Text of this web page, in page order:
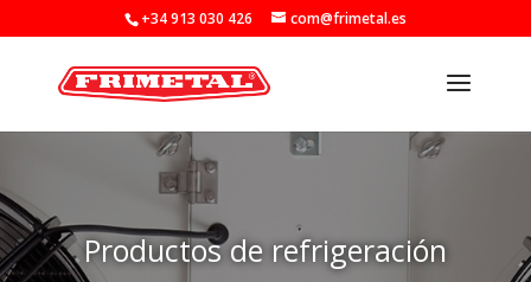
+34 913 030 426 com@frimetal.es
Productos de refrigeración